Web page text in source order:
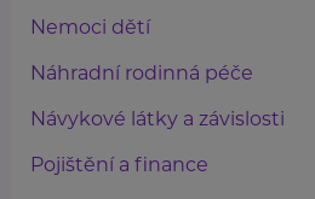
Nemoci dětí
Náhradní rodinná péče
Návykové látky a závislosti
Pojištění a finance